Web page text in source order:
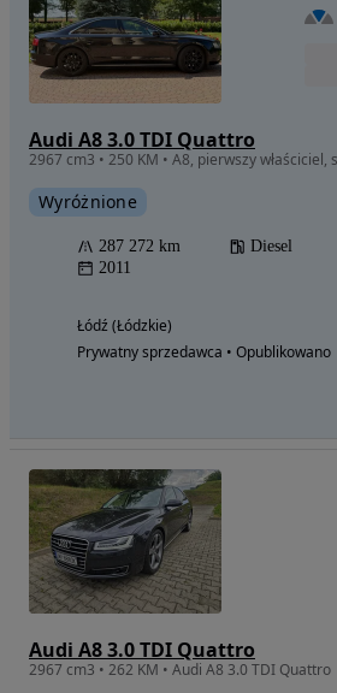
Audi A8 3.0 TDI Quattro
Wyróżnione
287 272 km Diesel
2011
Łódź (Łódzkie)
Prywatny sprzedawca • Opublikowano
Audi A8 3.0 TDI Quattro
2967 cm3 • 262 KM • Audi A8 3.0 TDI Quattro